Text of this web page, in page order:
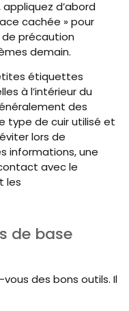
d’abord
cachée » pour
précaution
demain.
étiquettes
à l’intérieur du
des
type de cuir utilisé et
lors de
informations, une
avec le
les
de base
des bons outils. Il